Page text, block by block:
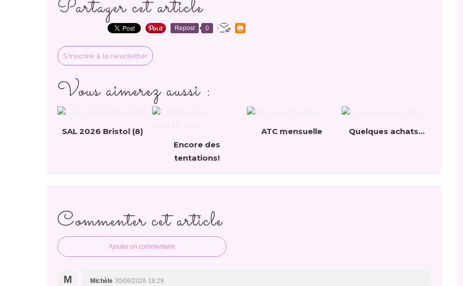
Partager cet article
Repost 0
S'inscrire à la newsletter
Vous aimerez aussi :
SAL 2026 Bristol (8)
Encore des
tentations!
ATC mensuelle Quelques achats...
Commenter cet article
Ajouter un commentaire
M Michèle 30/06/2026 18:29